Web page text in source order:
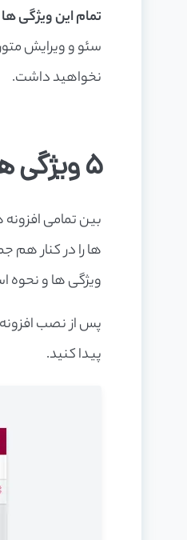
تمام این ویژگی
سئو و ویرایش
نخواهید داشت.
5 ویژگی هیجان انگیز افزونه رنک مث
بین تمامی افزونه
ها را در کنار هم
ویژگی ها و نحوه
پیدا کنید.